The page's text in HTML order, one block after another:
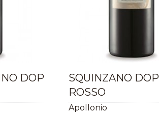
DOP
SQUINZANO DOP
ROSSO
Apollonio